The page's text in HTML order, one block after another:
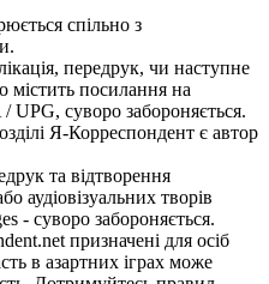
спільно з
передрук, чи наступне
містить посилання на
UPG, суворо забороняється.
Я-Корреспондент є автор
та відтворення
аудіовізуальних творів
- суворо забороняється.
призначені для осіб
в азартних іграх може